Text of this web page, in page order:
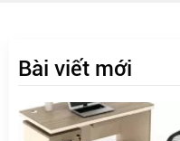
Bài viết mới